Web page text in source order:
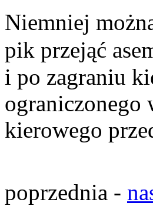
Niemniej
pik przejąć
i po zagraniu
ograniczonego
kierowego
poprzednia -